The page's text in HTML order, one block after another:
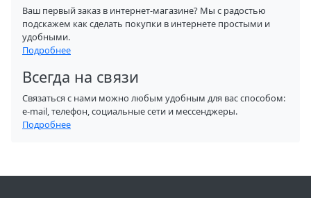
Ваш первый заказ в интернет-магазине? Мы с радостью
подскажем как сделать покупки в интернете простыми и
удобными.
Подробнее
Всегда на связи
Связаться с нами можно любым удобным для вас способом:
e-mail, телефон, социальные сети и мессенджеры.
Подробнее